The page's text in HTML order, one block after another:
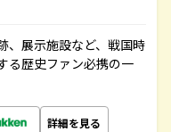
、展示施設など、戦国時
る歴史ファン必携の一
詳細を見る